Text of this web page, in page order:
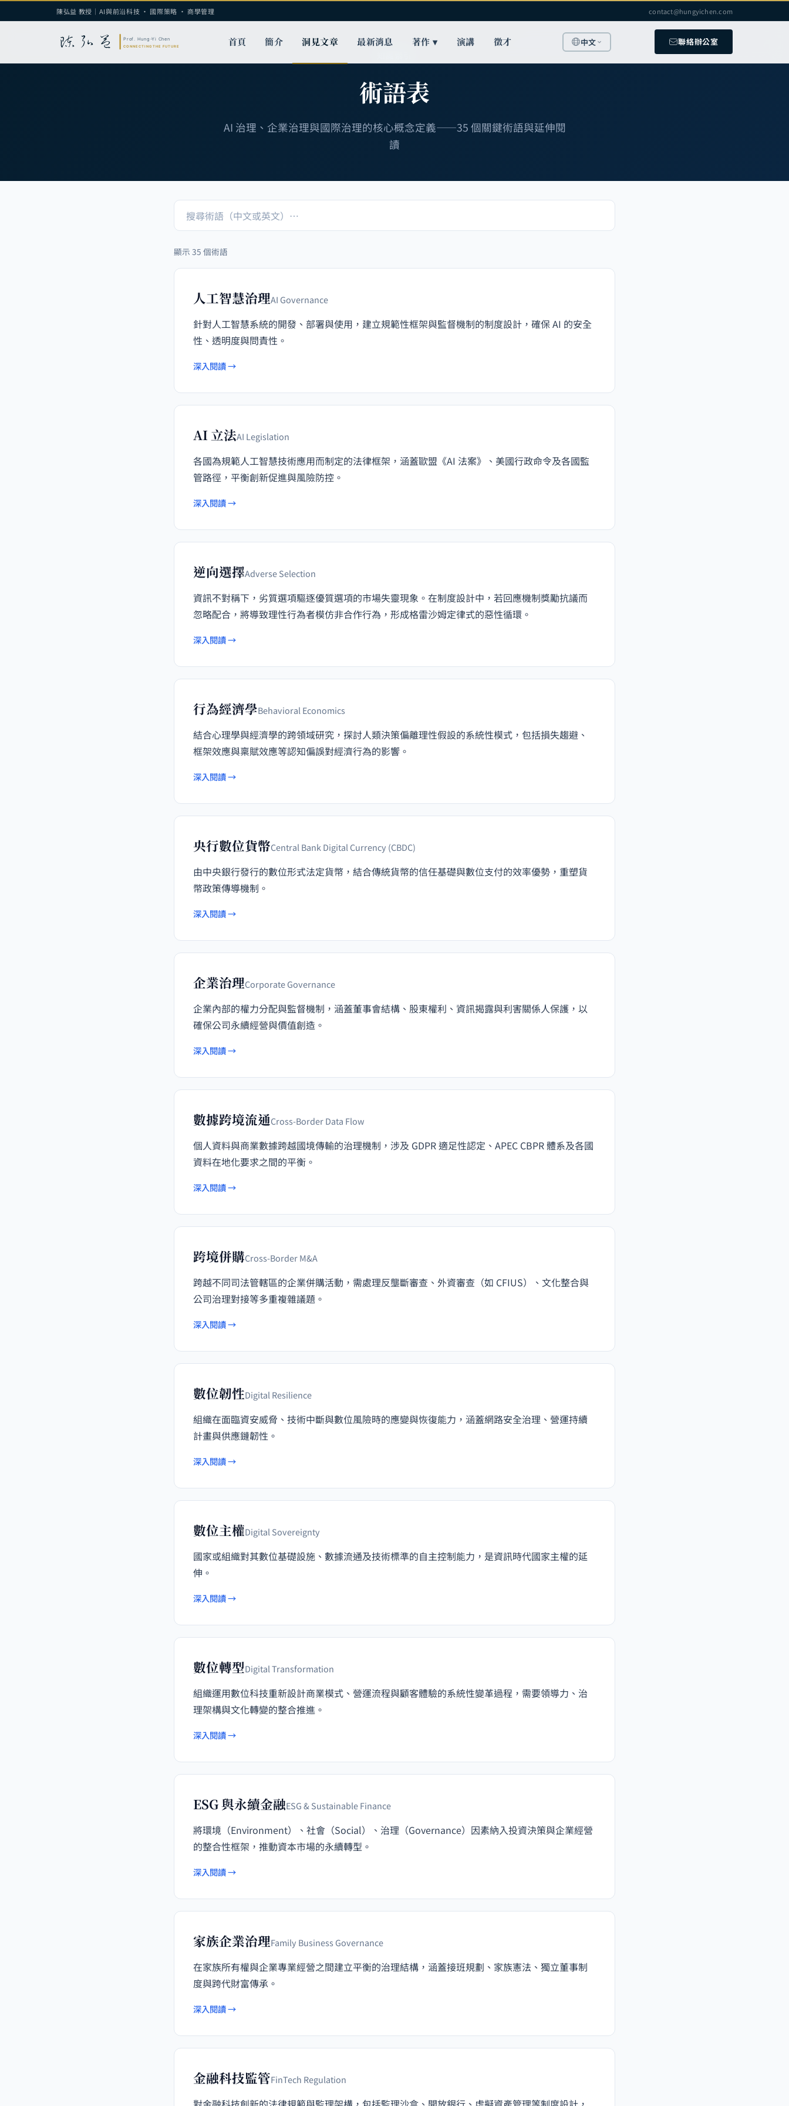
陳弘益 教授｜AI與前沿科技 · 國際策略 · 商學管理 contact@hungyichen.com
首頁 簡介 洞見文章 最新消息 著作 ▾ 演講 徵才 中文 聯絡辦公室
術語表
AI 治理、企業治理與國際治理的核心概念定義——35 個關鍵術語與延伸閱
讀
顯示 35 個術語
人工智慧治理AI Governance
針對人工智慧系統的開發、部署與使用，建立規範性框架與監督機制的制度設計，確保 AI 的安全
性、透明度與問責性。
深入閱讀 →
AI 立法AI Legislation
各國為規範人工智慧技術應用而制定的法律框架，涵蓋歐盟《AI 法案》、美國行政命令及各國監
管路徑，平衡創新促進與風險防控。
深入閱讀 →
逆向選擇Adverse Selection
資訊不對稱下，劣質選項驅逐優質選項的市場失靈現象。在制度設計中，若回應機制獎勵抗議而
忽略配合，將導致理性行為者模仿非合作行為，形成格雷沙姆定律式的惡性循環。
深入閱讀 →
行為經濟學Behavioral Economics
結合心理學與經濟學的跨領域研究，探討人類決策偏離理性假設的系統性模式，包括損失趨避、
框架效應與稟賦效應等認知偏誤對經濟行為的影響。
深入閱讀 →
央行數位貨幣Central Bank Digital Currency (CBDC)
由中央銀行發行的數位形式法定貨幣，結合傳統貨幣的信任基礎與數位支付的效率優勢，重塑貨
幣政策傳導機制。
深入閱讀 →
企業治理Corporate Governance
企業內部的權力分配與監督機制，涵蓋董事會結構、股東權利、資訊揭露與利害關係人保護，以
確保公司永續經營與價值創造。
深入閱讀 →
數據跨境流通Cross-Border Data Flow
個人資料與商業數據跨越國境傳輸的治理機制，涉及 GDPR 適足性認定、APEC CBPR 體系及各國
資料在地化要求之間的平衡。
深入閱讀 →
跨境併購Cross-Border M&A
跨越不同司法管轄區的企業併購活動，需處理反壟斷審查、外資審查（如 CFIUS）、文化整合與
公司治理對接等多重複雜議題。
深入閱讀 →
數位韌性Digital Resilience
組織在面臨資安威脅、技術中斷與數位風險時的應變與恢復能力，涵蓋網路安全治理、營運持續
計畫與供應鏈韌性。
深入閱讀 →
數位主權Digital Sovereignty
國家或組織對其數位基礎設施、數據流通及技術標準的自主控制能力，是資訊時代國家主權的延
伸。
深入閱讀 →
數位轉型Digital Transformation
組織運用數位科技重新設計商業模式、營運流程與顧客體驗的系統性變革過程，需要領導力、治
理架構與文化轉變的整合推進。
深入閱讀 →
ESG 與永續金融ESG & Sustainable Finance
將環境（Environment）、社會（Social）、治理（Governance）因素納入投資決策與企業經營
的整合性框架，推動資本市場的永續轉型。
深入閱讀 →
家族企業治理Family Business Governance
在家族所有權與企業專業經營之間建立平衡的治理結構，涵蓋接班規劃、家族憲法、獨立董事制
度與跨代財富傳承。
深入閱讀 →
金融科技監管FinTech Regulation